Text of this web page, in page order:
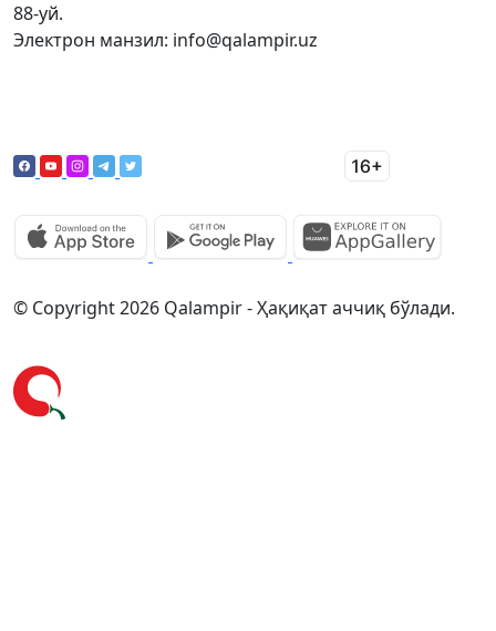
88-уй.
Электрон манзил: info@qalampir.uz
© Copyright 2026 Qalampir - Ҳақиқат аччиқ бўлади.